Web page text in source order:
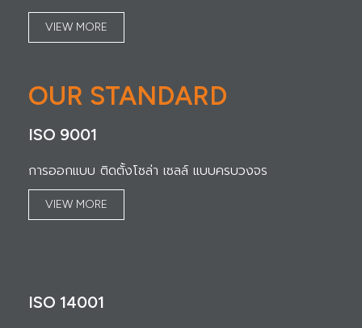
VIEW MORE
OUR STANDARD
ISO 9001
การออกแบบ ติดตั้งโซล่า เซลล์ แบบครบวงจร
VIEW MORE
ISO 14001